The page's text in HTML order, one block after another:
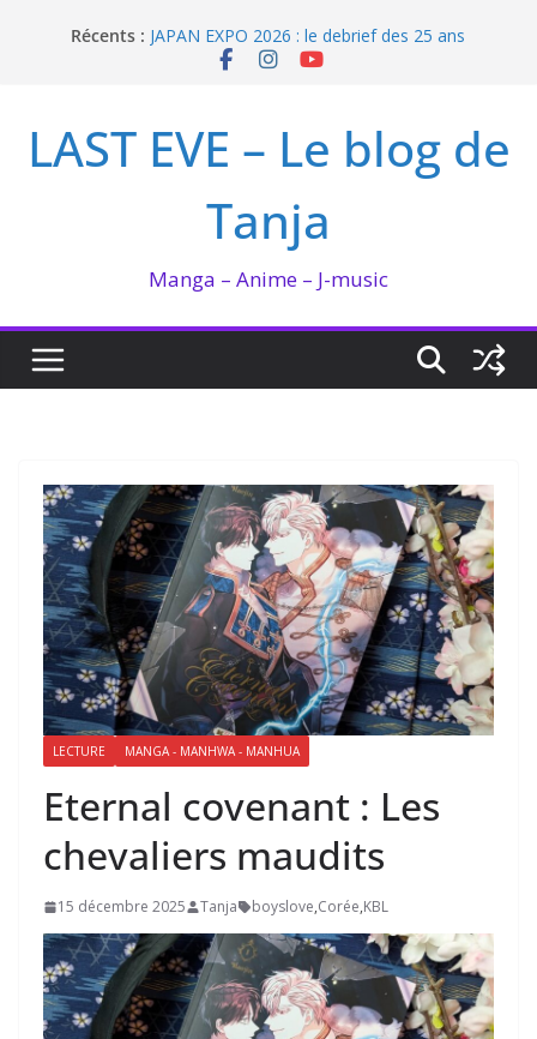
Récents : JAPAN EXPO 2026 : le debrief des 25 ans
Bilan lecture et visionnage de juillet 2026
Enomoto n’est pas un ange
LAST EVE – Le blog de
Tanja
Manga – Anime – J-music
LECTURE MANGA - MANHWA - MANHUA
Eternal covenant : Les
chevaliers maudits
15 décembre 2025 Tanja boyslove,Corée,KBL